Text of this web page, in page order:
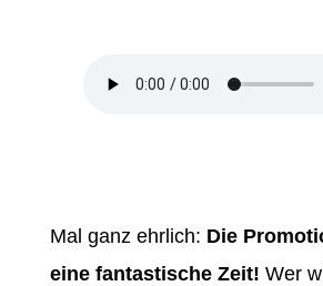
Mal ganz ehrlich: Die
eine fantastische Zeit! Wer